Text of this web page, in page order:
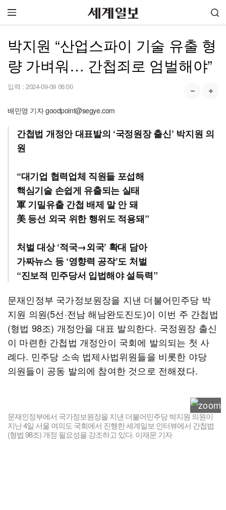
박지원 “산업스파이 기술 유출 형
량 가벼워… 간첩죄로 엄벌해야”
입력 : 2024-09-09 06:00
배민영 기자 goodpoint@segye.com
간첩법 개정안 대표발의 ‘국정원장 출신’ 박지원 의
원
“대기업 협력업체 직원들 포섭해
핵심기술 손쉽게 유출되는 실태
軍 기밀유출 간첩 배제 말 안 돼
美 등선 외국 위한 행위도 적용돼”
처벌 대상 ‘적국→외국’ 확대 담아
가짜뉴스 등 ‘영향력 공작’도 처벌
“진보적 민주당서 입법해야 설득력”
문재인정부 국가정보원장을 지낸 더불어민주당 박
지원 의원(5선·전남 해남완도진도)이 이번 주 간첩법
(형법 98조) 개정안을 대표 발의한다. 국정원장 출신
이 마련한 간첩법 개정안이 국회에 발의되는 첫 사
례다. 민주당 소속 법제사법위원들을 비롯한 야당
의원들이 공동 발의에 참여한 것으로 전해졌다.
문재인정부에서 국가정보원장을 지낸 더불어민주당 박지원 의원이
지난 4일 서울 여의도 국회에서 진행한 세계일보 인터뷰에서 간첩법
(형법 98조) 개정 필요성을 강조하고 있다. 이재문 기자